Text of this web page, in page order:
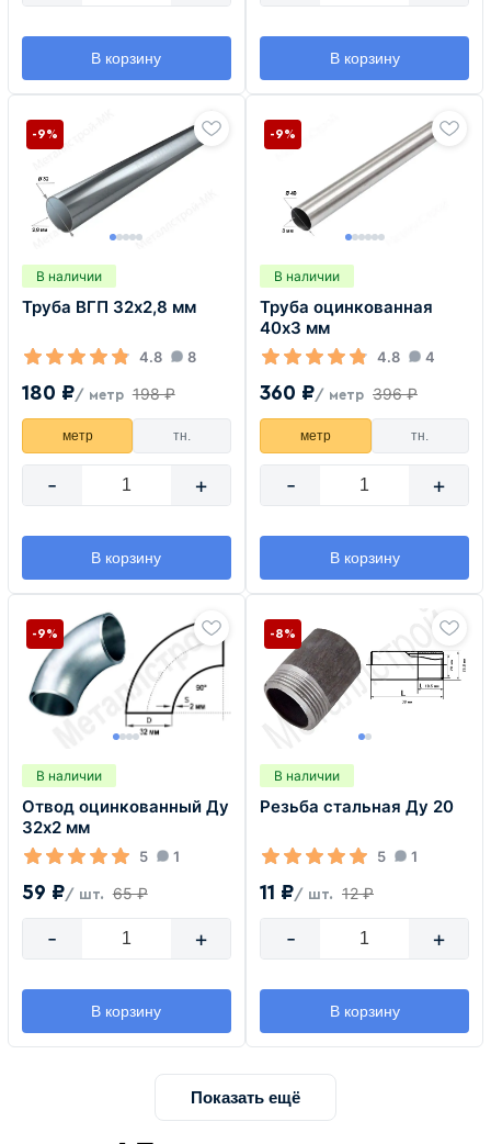
В корзину В корзину
В наличии
Труба ВГП 32х2,8 мм
4.8 8
180 ₽/ метр 198 ₽
-9%
метр тн.
- +
В корзину
В наличии
Труба оцинкованная
40х3 мм
4.8 4
360 ₽/ метр 396 ₽
-9%
метр тн.
- +
В корзину
В наличии
Отвод оцинкованный Ду
32х2 мм
5 1
59 ₽/ шт. 65 ₽
-9%
- +
В корзину
В наличии
Резьба стальная Ду 20
5 1
11 ₽/ шт. 12 ₽
-8%
- +
В корзину
Показать ещё